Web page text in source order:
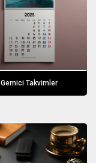
Gemici Takvimler